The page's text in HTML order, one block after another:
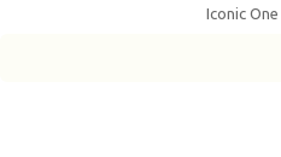
Iconic One